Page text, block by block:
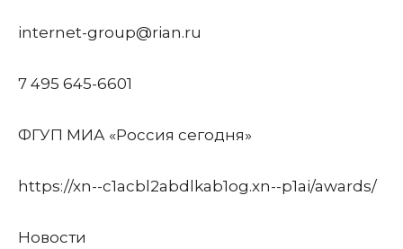
internet-group@rian.ru
7 495 645-6601
ФГУП МИА «Россия сегодня»
https://xn--c1acbl2abdlkab1og.xn--p1ai/awards/
Новости